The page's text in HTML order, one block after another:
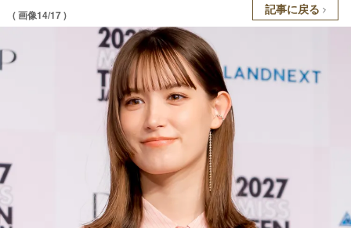
( 画像14/17 ) 記事に戻る